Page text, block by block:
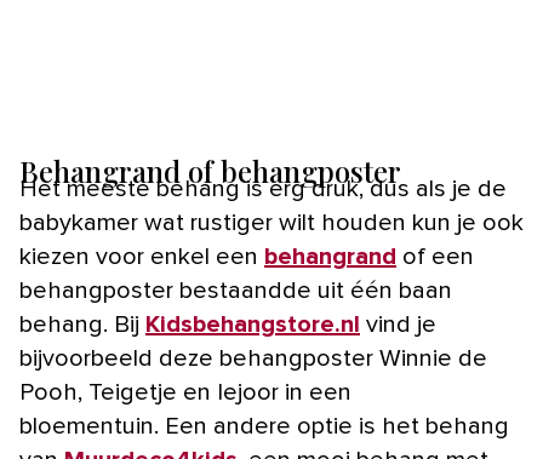
Behangrand of behangposter
Het meeste behang is erg druk, dus als je de
babykamer wat rustiger wilt houden kun je ook
kiezen voor enkel een behangrand of een
behangposter bestaandde uit één baan
behang. Bij Kidsbehangstore.nl vind je
bijvoorbeeld deze behangposter Winnie de
Pooh, Teigetje en Iejoor in een
bloementuin. Een andere optie is het behang